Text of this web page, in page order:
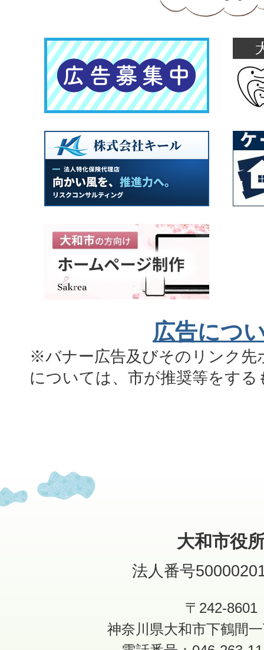
広告につ
※バナー広告及びそのリンク先
については、市が推奨等をす
大和市役
法人番号
〒242-8601
神奈川県大和市下鶴間